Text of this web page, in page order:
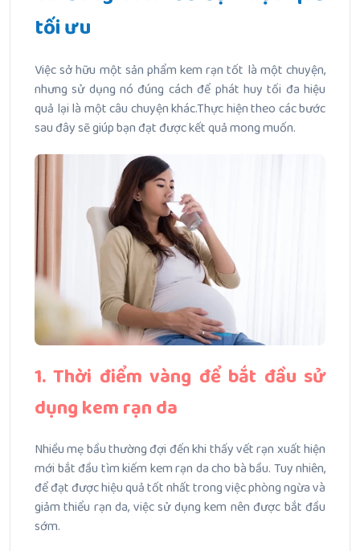
tối ưu
Việc sở hữu một sản phẩm kem rạn tốt là một chuyện,
nhưng sử dụng nó đúng cách để phát huy tối đa hiệu
quả lại là một câu chuyện khác.Thực hiện theo các bước
sau đây sẽ giúp bạn đạt được kết quả mong muốn.
1. Thời điểm vàng để bắt đầu sử
dụng kem rạn da
Nhiều mẹ bầu thường đợi đến khi thấy vết rạn xuất hiện
mới bắt đầu tìm kiếm kem rạn da cho bà bầu. Tuy nhiên,
để đạt được hiệu quả tốt nhất trong việc phòng ngừa và
giảm thiểu rạn da, việc sử dụng kem nên được bắt đầu
sớm.